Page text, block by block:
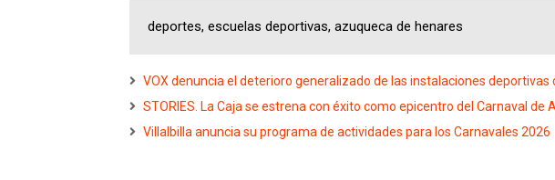
deportes, escuelas deportivas, azuqueca de henares
VOX denuncia el deterioro generalizado de las instalaciones deportivas
STORIES. La Caja se estrena con éxito como epicentro del Carnaval
Villalbilla anuncia su programa de actividades para los Carnavales 2026